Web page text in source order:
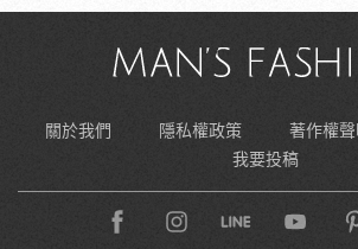
關於我們 隱私權政策 著作權聲
我要投稿